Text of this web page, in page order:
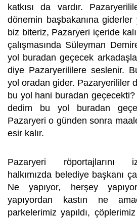
katkısı da vardır.
dönemin başbakanına
biz biteriz, Pazaryeri içeride
çalışmasında Süleyman
yol buradan geçecek
diye Pazaryerililere seslenir.
yol oradan gider. Pazaryerililer
bu yol hani buradan
dedim bu yol buradan
Pazaryeri o günden sonra
esir kalır.
Pazaryeri röportajlarını
halkımızda belediye başkanı
Ne yapıyor, herşey
yapıyordan kastın ne
parkelerimiz yapıldı,